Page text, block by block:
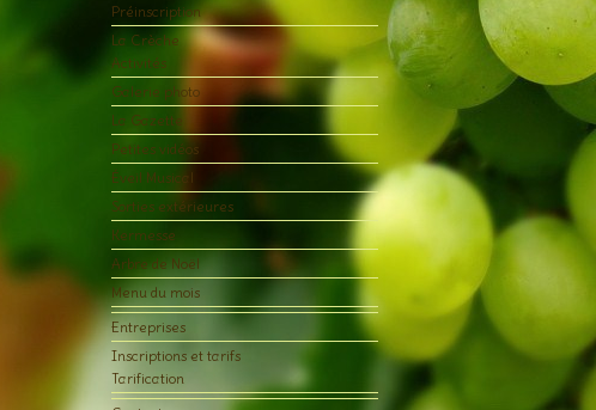
Préinscription
La Crèche
Activités
Galerie photo
La Gazette
Petites vidéos
Éveil Musical
Sorties extérieures
Kermesse
Arbre de Noël
Menu du mois
Entreprises
Inscriptions et tarifs
Tarification